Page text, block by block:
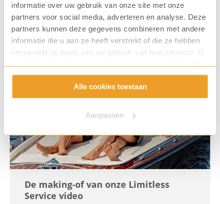
informatie over uw gebruik van onze site met onze
partners voor social media, adverteren en analyse. Deze
partners kunnen deze gegevens combineren met andere
informatie die u aan ze heeft verstrekt of die ze hebben
verzameld op basis van uw gebruik van hun services. U
gaat akkoord met onze cookies als u onze website blijft
gebruiken.
Alle cookies toestaan
Aanpassen
De making-of van onze Limitless
Service video